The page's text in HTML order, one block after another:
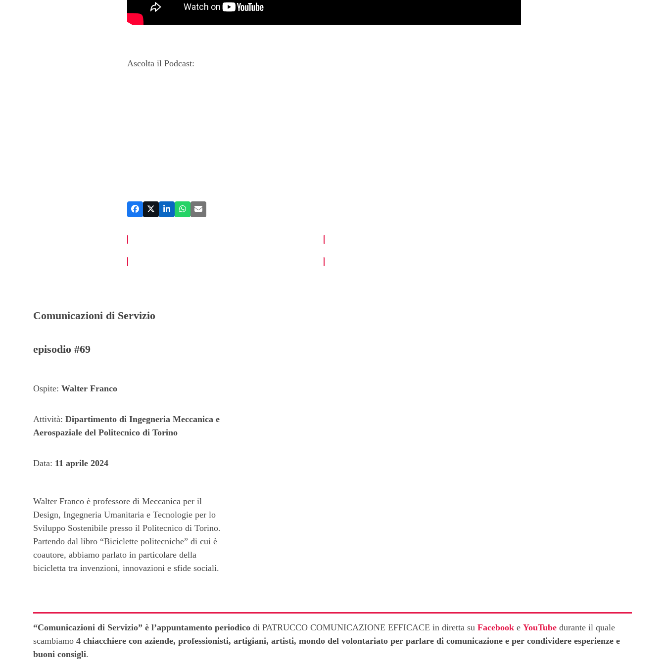
Ascolta il Podcast:
Comunicazioni di Servizio
episodio #69
Ospite:Walter Franco
Attività:Dipartimento di Ingegneria Meccanica e
Aerospaziale del Politecnico di Torino
Data: 11 aprile 2024
Walter Franco è professore di Meccanica per il
Design, Ingegneria Umanitaria e Tecnologie per lo
Sviluppo Sostenibile presso il Politecnico di Torino.
Partendo dal libro “Biciclette politecniche” di cui è
coautore, abbiamo parlato in particolare della
bicicletta tra invenzioni, innovazioni e sfide sociali.
“Comunicazioni di Servizio” è l’appuntamento periodicodi PATRUCCO COMUNICAZIONE EFFICACE in diretta suFacebook eYouTube durante il quale
scambiamo4 chiacchiere con aziende, professionisti, artigiani, artisti, mondo del volontariato per parlare di comunicazione e per condividere esperienze e
buoni consigli.